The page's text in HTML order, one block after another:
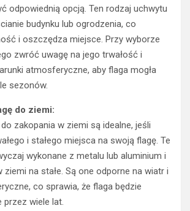
odpowiednią opcją. Ten rodzaj uchwytu
budynku lub ogrodzenia, co
i oszczędza miejsce. Przy wyborze
zwróć uwagę na jego trwałość i
atmosferyczne, aby flaga mogła
sezonów.
do ziemi:
zakopania w ziemi są idealne, jeśli
i stałego miejsca na swoją flagę. Te
wykonane z metalu lub aluminium i
ziemi na stałe. Są one odporne na wiatr i
co sprawia, że ​​flaga będzie
przez wiele lat.